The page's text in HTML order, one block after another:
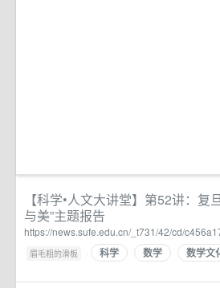
【科学•人文大讲堂】第52讲：
与美”主题报告
https://news.sufe.edu.cn/_t731/42/cd/
眉毛粗的滑板 · 科学 数学 数学文